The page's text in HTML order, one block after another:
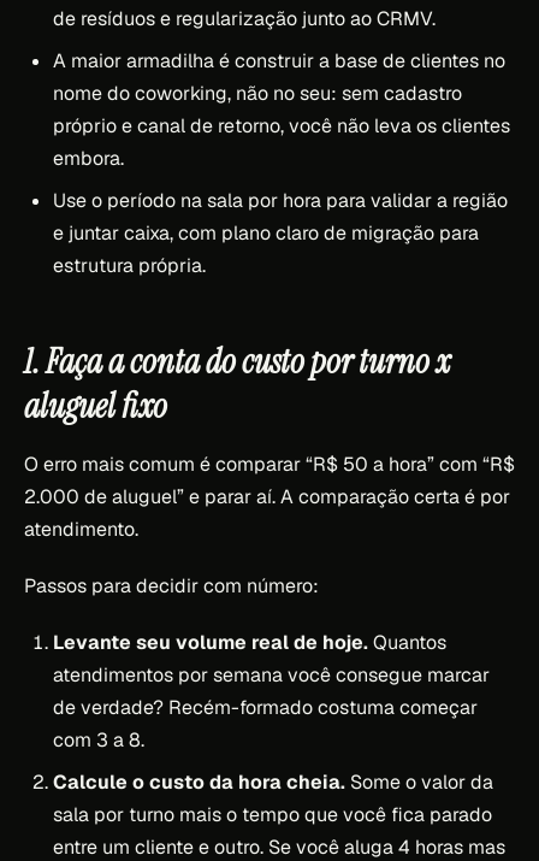
de resíduos e regularização junto ao CRMV.
A maior armadilha é construir a base de clientes no
nome do coworking, não no seu: sem cadastro
próprio e canal de retorno, você não leva os clientes
embora.
Use o período na sala por hora para validar a região
e juntar caixa, com plano claro de migração para
estrutura própria.
1. Faça a conta do custo por turno x
aluguel fixo
O erro mais comum é comparar “R$ 50 a hora” com “R$
2.000 de aluguel” e parar aí. A comparação certa é por
atendimento.
Passos para decidir com número:
Levante seu volume real de hoje.Quantos
atendimentos por semana você consegue marcar
de verdade? Recém-formado costuma começar
com 3 a 8.
Calcule o custo da hora cheia. Some o valor da
sala por turno mais o tempo que você fica parado
entre um cliente e outro. Se você aluga 4 horas mas